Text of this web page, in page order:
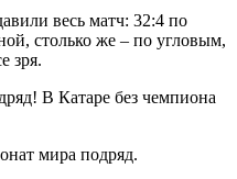
весь матч: 32:4 по
столько же – по угловым,
зря.
мира подряд.